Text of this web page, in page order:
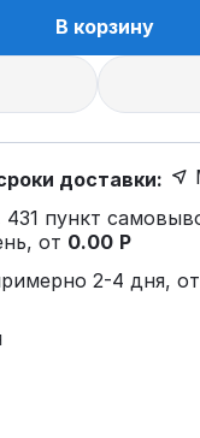
В корзину
доставки:
431 пункт
от 0.00 Р
2-4 дня, от